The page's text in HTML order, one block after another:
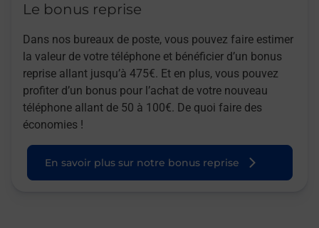
Le bonus reprise
Dans nos bureaux de poste, vous pouvez faire estimer
la valeur de votre téléphone et bénéficier d’un bonus
reprise allant jusqu’à 475€. Et en plus, vous pouvez
profiter d’un bonus pour l’achat de votre nouveau
téléphone allant de 50 à 100€. De quoi faire des
économies !
En savoir plus sur notre bonus reprise